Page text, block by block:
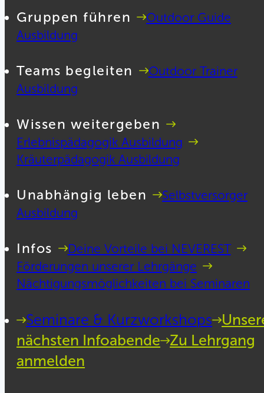
Gruppen führen
Outdoor Guide
Ausbildung
Teams begleiten
Outdoor Trainer
Ausbildung
Wissen weitergeben
Erlebnispädagogik Ausbildung
Kräuterpädagogik Ausbildung
Unabhängig leben
Selbstversorger
Ausbildung
Infos
Deine Vorteile bei NEVEREST
Förderungen unserer Lehrgänge
Nächtigungsmöglichkeiten bei Seminaren
Seminare & Kurzworkshops
nächsten Infoabende Zu Lehrgang
anmelden